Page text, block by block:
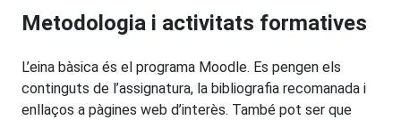
Metodologia i activitats formatives
L’eina bàsica és el programa Moodle. Es pengen els
continguts de l’assignatura, la bibliografia recomanada i
enllaços a pàgines web d’interès. També pot ser que